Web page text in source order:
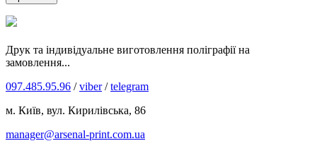
Друк та індивідуальне виготовлення поліграфії на
замовлення...
097.485.95.96 /viber/telegram
м. Київ, вул. Кирилівська, 86
manager@arsenal-print.com.ua